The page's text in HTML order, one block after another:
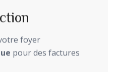
foyer
pour des factures